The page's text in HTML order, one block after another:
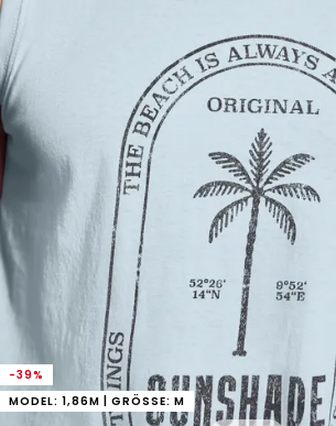
-39%
MODEL: 1,86M | GRÖSSE: M